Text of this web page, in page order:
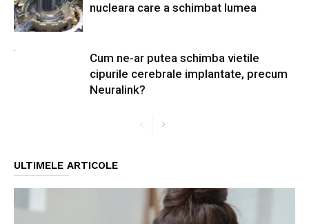
nucleara care a schimbat lumea
Cum ne-ar putea schimba vietile
cipurile cerebrale implantate, precum
Neuralink?
ULTIMELE ARTICOLE